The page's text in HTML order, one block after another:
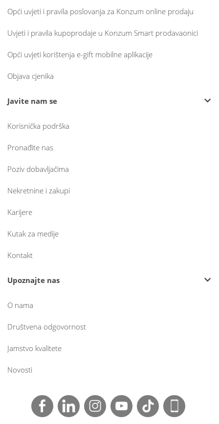
Opći uvjeti i pravila poslovanja za Konzum online prodaju
Uvjeti i pravila kupoprodaje u Konzum Smart prodavaonici
Opći uvjeti korištenja e-gift mobilne aplikacije
Objava cjenika
Javite nam se
Korisnička podrška
Pronađite nas
Poziv dobavljačima
Nekretnine i zakupi
Karijere
Kutak za medije
Kontakt
Upoznajte nas
O nama
Društvena odgovornost
Jamstvo kvalitete
Novosti